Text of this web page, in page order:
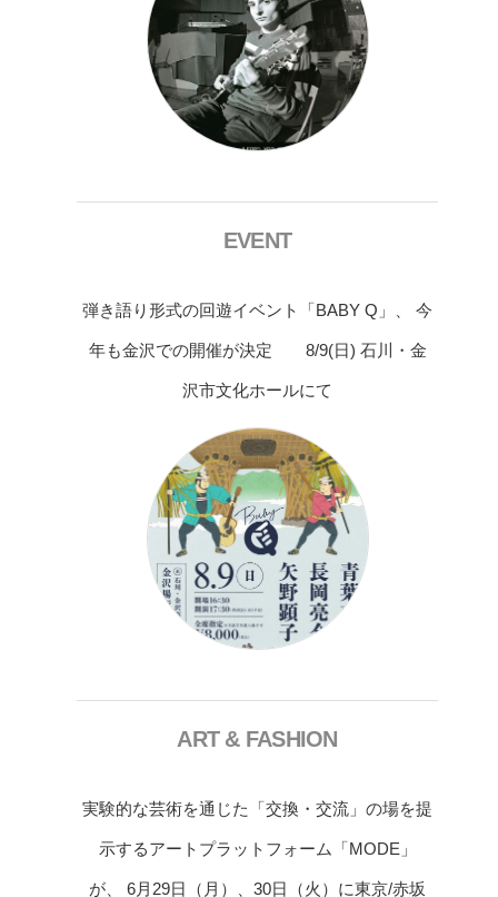
EVENT
弾き語り形式の回遊イベント「BABY Q」、 今
年も金沢での開催が決定 8/9(日) 石川・金
沢市文化ホールにて
ART & FASHION
実験的な芸術を通じた「交換・交流」の場を提
示するアートプラットフォーム「MODE」
が、 6月29日（月）、30日（火）に東京/赤坂